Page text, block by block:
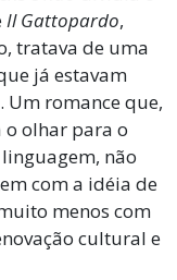
Il Gattopardo,
tratava de uma
já estavam
romance que,
olhar para o
não
com a idéia de
menos com
cultural e